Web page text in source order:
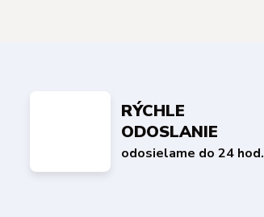
RÝCHLE
ODOSLANIE
odosielame do 24 hod.